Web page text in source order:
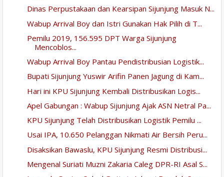
Dinas Perpustakaan dan Kearsipan Sijunjung Masuk N...
Wabup Arrival Boy dan Istri Gunakan Hak Pilih di T...
Pemilu 2019, 156.595 DPT Warga Sijunjung
Mencoblos...
Wabup Arrival Boy Pantau Pendistribusian Logistik...
Bupati Sijunjung Yuswir Arifin Panen Jagung di Kam...
Hari ini KPU Sijunjung Kembali Distribusikan Logis...
Apel Gabungan : Wabup Sijunjung Ajak ASN Netral Pa...
KPU Sijunjung Telah Distribusikan Logistik Pemilu ...
Usai IPA, 10.650 Pelanggan Nikmati Air Bersih Peru...
Disaksikan Bawaslu, KPU Sijunjung Resmi Distribusi...
Mengenal Suriati Muzni Zakaria Caleg DPR-RI Asal S...